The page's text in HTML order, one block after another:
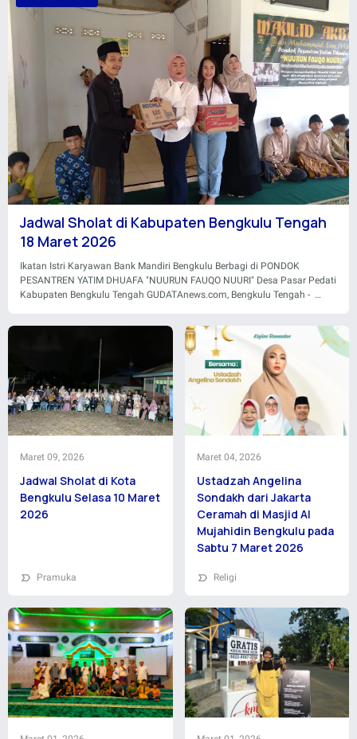
Jadwal Sholat di Kabupaten Bengkulu Tengah
18 Maret 2026
Ikatan Istri Karyawan Bank Mandiri Bengkulu Berbagi di PONDOK
PESANTREN YATIM DHUAFA "NUURUN FAUQO NUURI" Desa Pasar Pedati
Kabupaten Bengkulu Tengah GUDATAnews.com, Bengkulu Tengah -
Maret 09, 2026
Jadwal Sholat di Kota
Bengkulu Selasa 10 Maret
2026
Pramuka
Maret 04, 2026
Ustadzah Angelina
Sondakh dari Jakarta
Ceramah di Masjid Al
Mujahidin Bengkulu pada
Sabtu 7 Maret 2026
Religi